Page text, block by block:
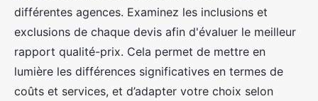
différentes agences. Examinez les inclusions et
exclusions de chaque devis afin d'évaluer le meilleur
rapport qualité-prix. Cela permet de mettre en
lumière les différences significatives en termes de
coûts et services, et d’adapter votre choix selon